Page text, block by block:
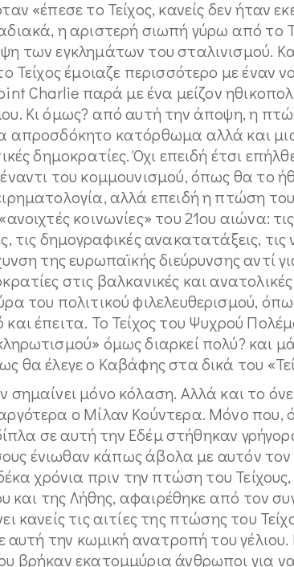
«έπεσε το Τείχος, κανείς δεν ήταν
η αριστερή σιωπή γύρω από το
των εγκλημάτων του σταλινισμού.
Τείχος έμοιαζε περισσότερο με έναν
Charlie παρά με ένα μείζον
Κι όμως? από αυτή την άποψη, η
απροσδόκητο κατόρθωμα αλλά και
δημοκρατίες. Όχι επειδή έτσι
του κομμουνισμού, όπως θα το
αλλά επειδή η πτώση του
κοινωνίες» του 21ου αιώνα:
τις δημογραφικές ανακατατάξεις, τις
της ευρωπαϊκής διεύρυνσης αντί
στις βαλκανικές και
του πολιτικού φιλελευθερισμού,
έπειτα. Το Τείχος του Ψυχρού
όμως διαρκεί πολύ? και
θα έλεγε ο Καβάφης στα δικά του
σημαίνει μόνο κόλαση. Αλλά και το
ο Μίλαν Κούντερα. Μόνο
σε αυτή την Εδέμ στήθηκαν
ένιωθαν κάπως άβολα με αυτόν
χρόνια πριν την πτώση του
και της Λήθης, αφαιρέθηκε από τον
κανείς τις αιτίες της πτώσης του
αυτή την κωμική ανατροπή του γέλιου.
βρήκαν εκατομμύρια άνθρωποι για